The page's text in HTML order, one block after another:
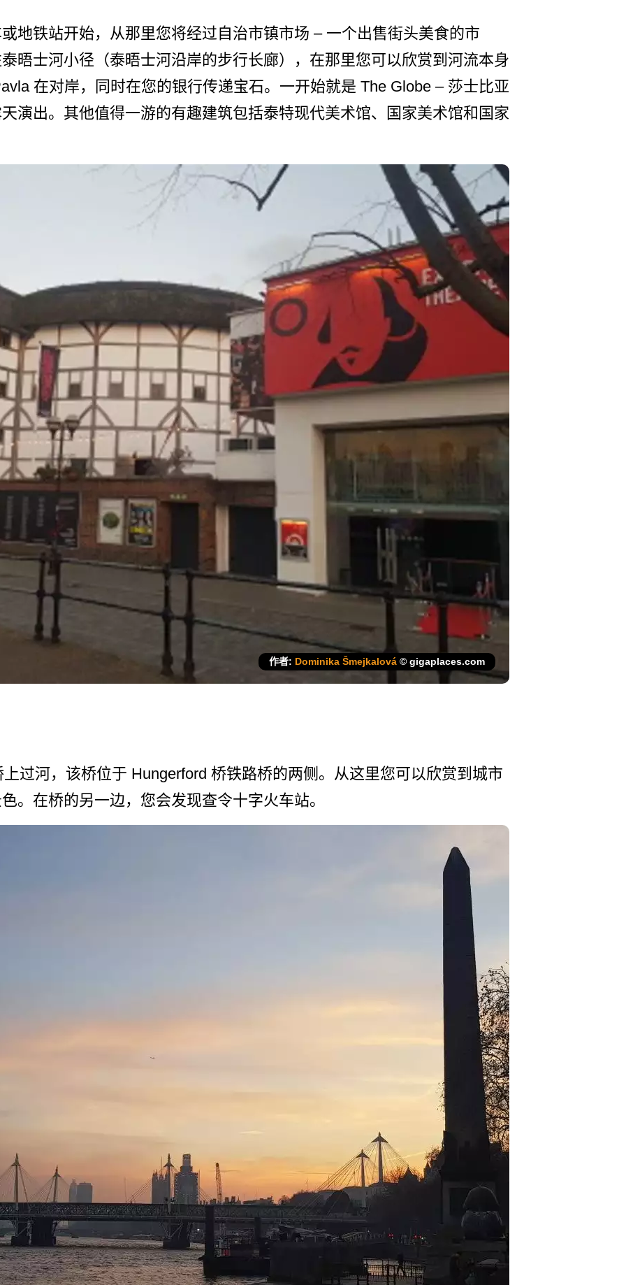
地铁站开始，从那里您将经过自治市镇市场 – 一个出售街头美食的市
晤士河小径（泰晤士河沿岸的步­行长廊），在那里您可以欣赏到河流本身
在对岸，同时在您的银行传递­宝石。一开始就是 The Globe – 莎士比亚
演出。其他值得一游的有趣建筑包括泰特现代­美术馆、国家美术馆和国家
作者: Dominika Šmejkalová © gigaplaces.com
过河，该桥位于 Hungerford 桥铁路桥的两侧。从这里您可­以欣赏到城市
。在桥的另­一边，您会发现查令十字火车站。